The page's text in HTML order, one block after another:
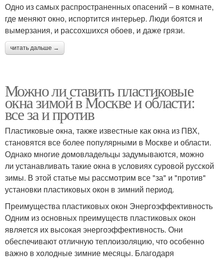
Одно из самых распространенных опасений – в комнате,
где меняют окно, испортится интерьер. Люди боятся и
вымерзания, и рассохшихся обоев, и даже грязи.
читать дальше →
Можно ли ставить пластиковые
окна зимой в Москве и области:
все за и против
Пластиковые окна, также известные как окна из ПВХ,
становятся все более популярными в Москве и области.
Однако многие домовладельцы задумываются, можно
ли устанавливать такие окна в условиях суровой русской
зимы. В этой статье мы рассмотрим все "за" и "против"
установки пластиковых окон в зимний период.
Преимущества пластиковых окон Энергоэффективность
Одним из основных преимуществ пластиковых окон
является их высокая энергоэффективность. Они
обеспечивают отличную теплоизоляцию, что особенно
важно в холодные зимние месяцы. Благодаря